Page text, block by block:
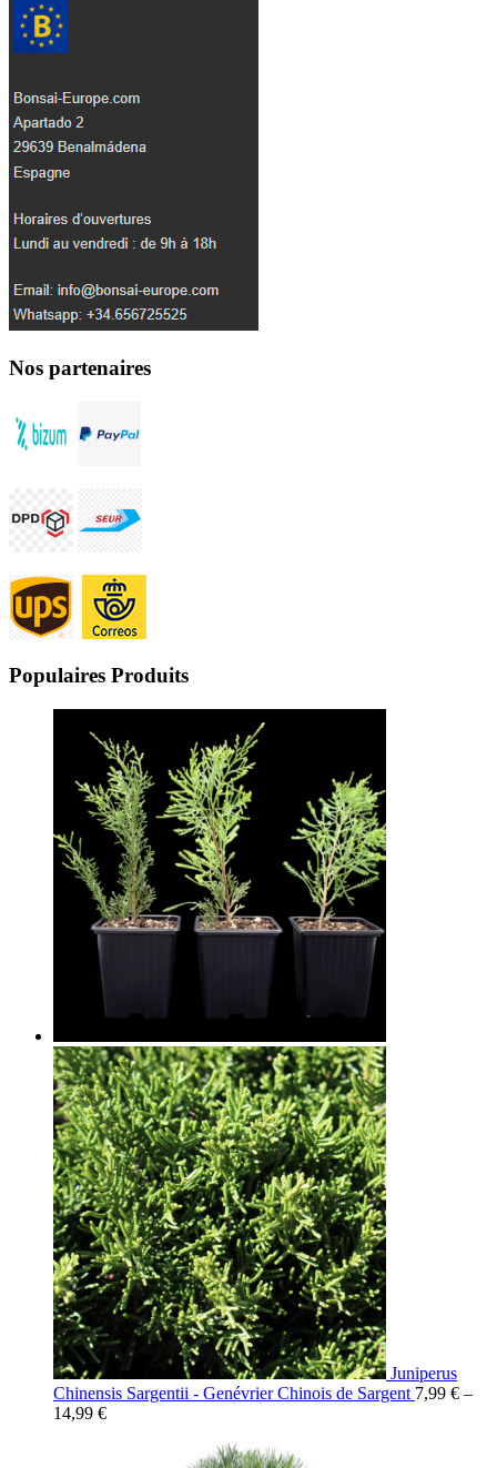
Nos partenaires
Populaires Produits
Juniperus
Chinensis Sargentii - Genévrier Chinois de Sargent 7,99 € –
14,99 €